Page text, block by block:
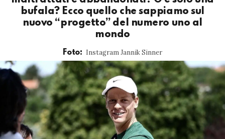
bufala? Ecco quello che sappiamo sul
nuovo “progetto” del numero uno al
mondo
Foto: Instagram Jannik Sinner